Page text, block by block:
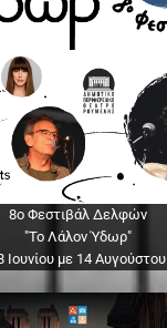
8ο Φεστιβάλ Δελφών
"Το Λάλον Ύδωρ"
Ιουνίου με 14 Αυγούστου